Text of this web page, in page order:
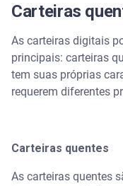
Carteiras
As carteiras digitais
principais: carteiras
tem suas próprias
requerem diferentes
Carteiras quentes
As carteiras quentes